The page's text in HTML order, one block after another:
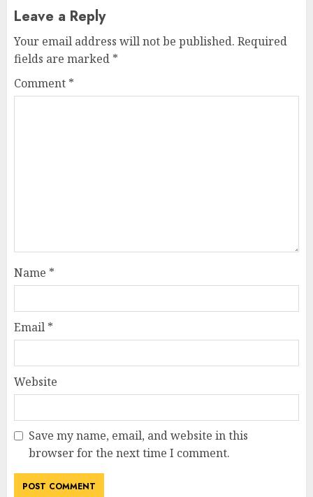
Leave a Reply
Your email address will not be published. Required
fields are marked *
Comment *
Name *
Email *
Website
Save my name, email, and website in this
browser for the next time I comment.